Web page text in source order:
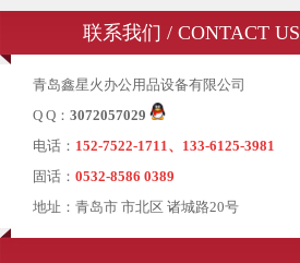
联系我们 / CONTACT US
青岛鑫星火办公用品设备有限公司
Q Q： 3072057029
电话： 152-7522-1711、133-6125-3981
固话： 0532-8586 0389
地址：青岛市 市北区 诸城路20号